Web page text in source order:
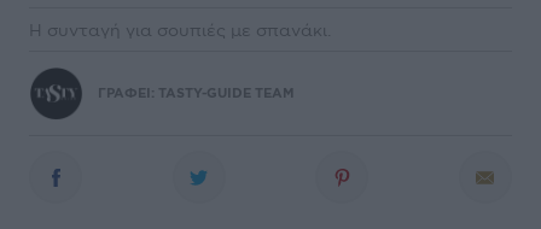
Η συνταγή για σουπιές µε σπανάκι.
ΓΡΑΦΕΙ: TASTY-GUIDE TEAM